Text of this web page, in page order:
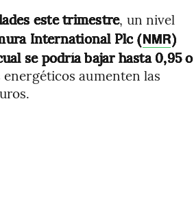
este trimestre, un nivel
International Plc (NMR)
se podría bajar hasta 0,95 o
aumenten las